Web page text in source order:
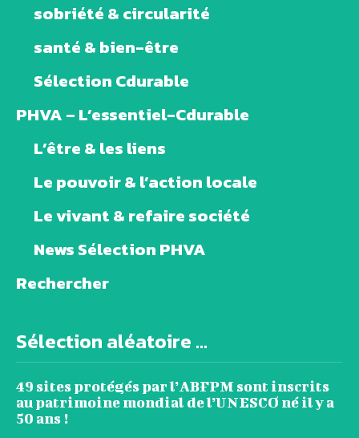
sobriété & circularité
santé & bien-être
Sélection Cdurable
PHVA – L’essentiel-Cdurable
L’être & les liens
Le pouvoir & l’action locale
Le vivant & refaire société
News Sélection PHVA
Rechercher
Sélection aléatoire ...
49 sites protégés par l’ABFPM sont inscrits
au patrimoine mondial de l’UNESCO né il y a
50 ans !